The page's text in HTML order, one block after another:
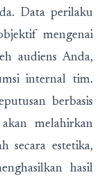
Data perilaku
mengenai
audiens Anda,
internal tim.
berbasis
melahirkan
secara estetika,
hasil